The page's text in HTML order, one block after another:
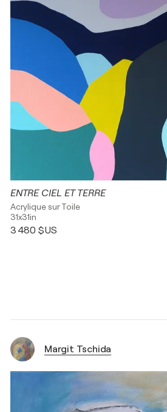
ENTRE CIEL ET TERRE
Acrylique sur Toile
31x31in
3 480 $US
Margit Tschida